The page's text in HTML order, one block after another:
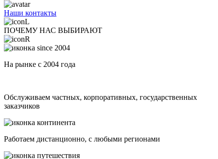
Наши контакты
ПОЧЕМУ НАС ВЫБИРАЮТ
На рынке с 2004 года
Обслуживаем частных, корпоративных, государственных
заказчиков
Работаем дистанционно, с любыми регионами